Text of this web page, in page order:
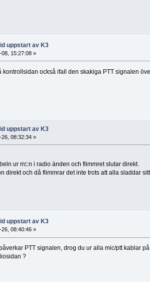
uppstart av K3
08, 15:27:08 »
kontrollsidan också ifall den skakiga PTT signalen
uppstart av K3
26, 08:32:34 »
ur rrc:n i radio änden och flimmret slutar direkt.
direkt och då flimmrar det inte trots att alla sladdar
uppstart av K3
26, 08:40:46 »
PTT signalen, drog du ur alla mic/ptt kablar
?